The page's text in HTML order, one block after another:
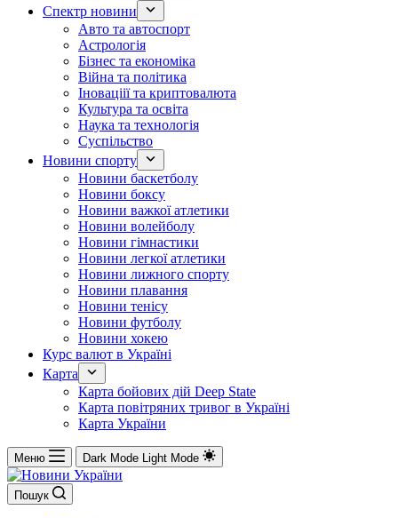
Спектр новини
Авто та автоспорт
Астрологія
Бізнес та економіка
Війна та політика
Іноваціії та криптовалюта
Культура та освіта
Наука та технологія
Суспільство
Новини спорту
Новини баскетболу
Новини боксу
Новини важкої атлетики
Новини волейболу
Новини гімнастики
Новини легкої атлетики
Новини лижного спорту
Новини плавання
Новини тенісу
Новини футболу
Новини хокею
Курс валют в Україні
Карта
Карта бойових дій Deep State
Карта повітряних тривог в Україні
Карта України
Меню Dark Mode Light Mode
Пошук